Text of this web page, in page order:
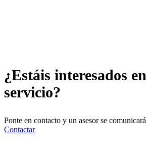
¿Estáis interesados
servicio?
Ponte en contacto y un asesor se
Contactar